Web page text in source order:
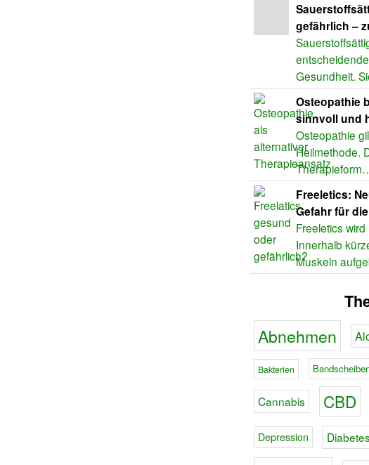
gefährlich –
Gesundheit.
Osteopathie
sinnvoll und
Osteopathie
Heilmethode.
Freeletics:
Gefahr für
Freeletics
Innerhalb
Muskeln
Abnehmen
Bakterien
Cannabis CBD
Depression Diabetes